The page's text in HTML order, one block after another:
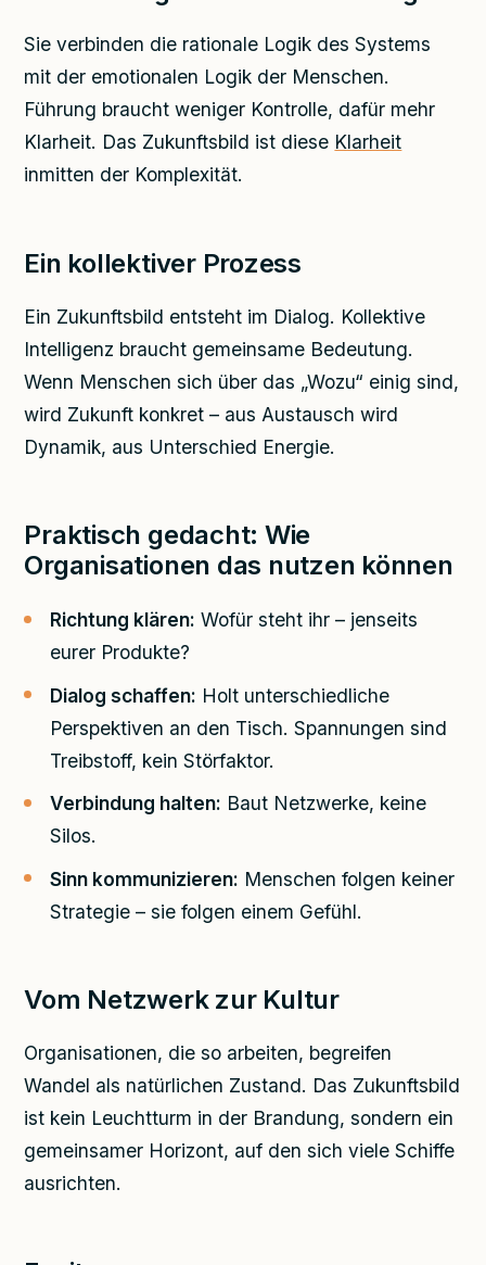
Sie verbinden die rationale Logik des Systems
mit der emotionalen Logik der Menschen.
Führung braucht weniger Kontrolle, dafür mehr
Klarheit. Das Zukunftsbild ist diese Klarheit
inmitten der Komplexität.
Ein kollektiver Prozess
Ein Zukunftsbild entsteht im Dialog. Kollektive
Intelligenz braucht gemeinsame Bedeutung.
Wenn Menschen sich über das „Wozu“ einig sind,
wird Zukunft konkret – aus Austausch wird
Dynamik, aus Unterschied Energie.
Praktisch gedacht: Wie
Organisationen das nutzen können
Richtung klären: Wofür steht ihr – jenseits
eurer Produkte?
Dialog schaffen: Holt unterschiedliche
Perspektiven an den Tisch. Spannungen sind
Treibstoff, kein Störfaktor.
Verbindung halten: Baut Netzwerke, keine
Silos.
Sinn kommunizieren: Menschen folgen keiner
Strategie – sie folgen einem Gefühl.
Vom Netzwerk zur Kultur
Organisationen, die so arbeiten, begreifen
Wandel als natürlichen Zustand. Das Zukunftsbild
ist kein Leuchtturm in der Brandung, sondern ein
gemeinsamer Horizont, auf den sich viele Schiffe
ausrichten.